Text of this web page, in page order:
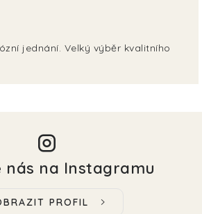
jednání. Velký výběr kvalitního
nás na Instagramu
PROFIL